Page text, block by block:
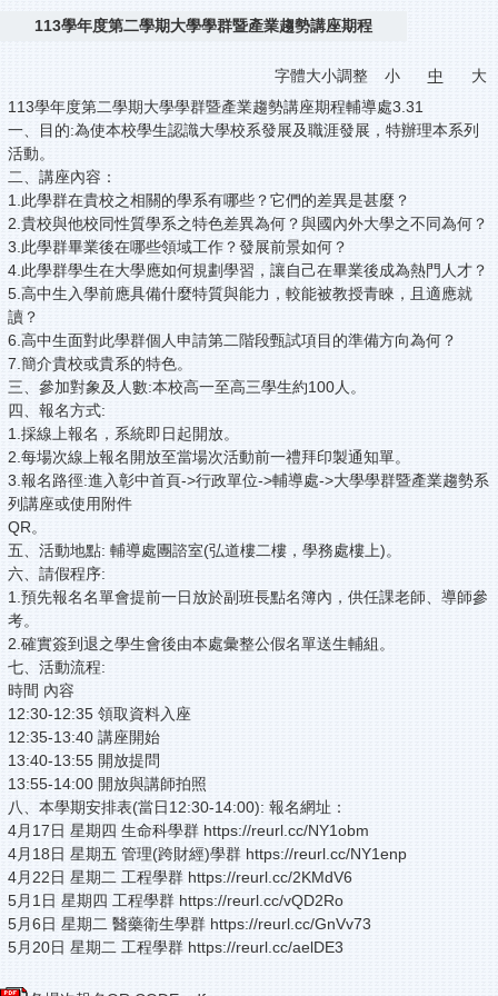
113學年度第二學期大學學群暨產業趨勢講座期程
字體大小調整 小 中
大
113學年度第二學期大學學群暨產業趨勢講座期程輔導處3.31
一、目的:為使本校學生認識大學校系發展及職涯發展，特辦理本系列
活動。
二、講座內容：
1.此學群在貴校之相關的學系有哪些？它們的差異是甚麼？
2.貴校與他校同性質學系之特色差異為何？與國內外大學之不同為何？
3.此學群畢業後在哪些領域工作？發展前景如何？
4.此學群學生在大學應如何規劃學習，讓自己在畢業後成為熱門人才？
5.高中生入學前應具備什麼特質與能力，較能被教授青睞，且適應就
讀？
6.高中生面對此學群個人申請第二階段甄試項目的準備方向為何？
7.簡介貴校或貴系的特色。
三、參加對象及人數:本校高一至高三學生約100人。
四、報名方式:
1.採線上報名，系統即日起開放。
2.每場次線上報名開放至當場次活動前一禮拜印製通知單。
3.報名路徑:進入彰中首頁->行政單位->輔導處->大學學群暨產業趨勢系
列講座或使用附件
QR。
五、活動地點: 輔導處團諮室(弘道樓二樓，學務處樓上)。
六、請假程序:
1.預先報名名單會提前一日放於副班長點名簿內，供任課老師、導師參
考。
2.確實簽到退之學生會後由本處彙整公假名單送生輔組。
七、活動流程:
時間 內容
12:30-12:35 領取資料入座
12:35-13:40 講座開始
13:40-13:55 開放提問
13:55-14:00 開放與講師拍照
八、本學期安排表(當日12:30-14:00): 報名網址：
4月17日 星期四 生命科學群 https://reurl.cc/NY1obm
4月18日 星期五 管理(跨財經)學群 https://reurl.cc/NY1enp
4月22日 星期二 工程學群 https://reurl.cc/2KMdV6
5月1日 星期四 工程學群 https://reurl.cc/vQD2Ro
5月6日 星期二 醫藥衛生學群 https://reurl.cc/GnVv73
5月20日 星期二 工程學群 https://reurl.cc/aelDE3